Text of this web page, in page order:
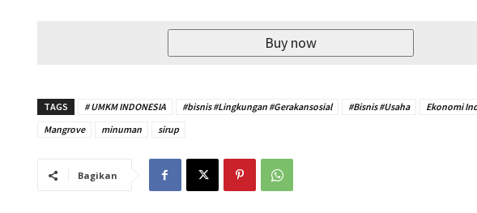
Buy now
TAGS # UMKM INDONESIA #bisnis #Lingkungan #Gerakansosial #Bisnis #Usaha
Ekonomi
Mangrove
minuman sirup
Bagikan